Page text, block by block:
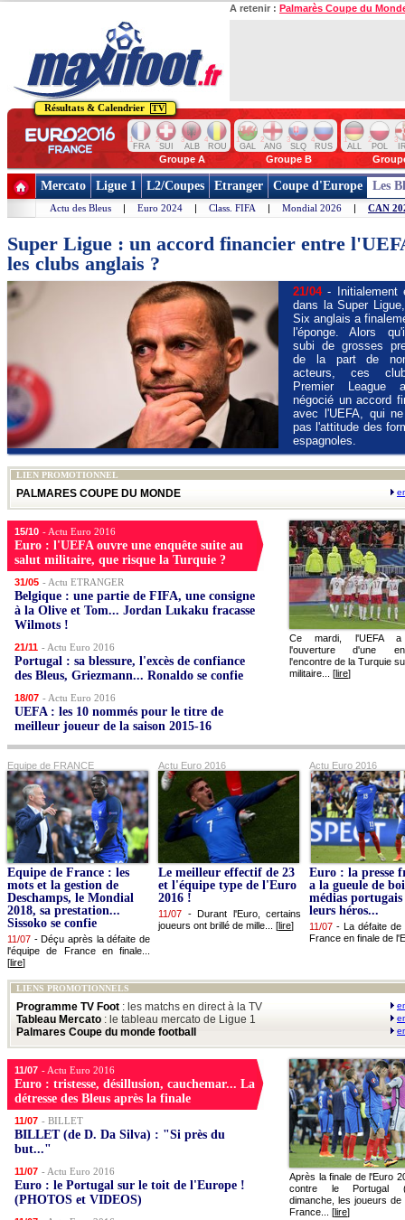
A retenir : Palmarès Coupe du
Résultats & Calendrier TV
1
FRA
2
SUI
3
ALB
4
ROU
1
GAL
2
ANG
3
SLQ
4
RUS
1
ALL
2
POL
3
Groupe A Groupe B
Mercato Ligue 1 L2/Coupes Etranger Coupe d'Europe Les
Actu des Bleus | Euro 2024 | Class. FIFA | Mondial 2026 | CAN
Super Ligue : un accord financier entre
les clubs anglais ?
21/04- Initialement
dans la Super
Six anglais a
l'éponge. Alors
subi de grosses
de la part de
acteurs, ces
Premier League
négocié un accord
avec l'UEFA, qui
pas l'attitude des
espagnoles.
LIEN PROMOTIONNEL
PALMARES COUPE DU MONDE
15/10 - Actu Euro 2016
Euro : l'UEFA ouvre une enquête suite au
salut militaire, que risque la Turquie ?
Ce mardi, l'UEFA a
l'ouverture d'une
l'encontre de la Turquie
militaire... [lire]
31/05 - Actu ETRANGER
Belgique : une partie de FIFA, une consigne
à la Olive et Tom... Jordan Lukaku fracasse
Wilmots !
21/11 - Actu Euro 2016
Portugal : sa blessure, l'excès de confiance
des Bleus, Griezmann... Ronaldo se confie
18/07 - Actu Euro 2016
UEFA : les 10 nommés pour le titre de
meilleur joueur de la saison 2015-16
Equipe de FRANCE Actu Euro 2016 Actu Euro 2016
Equipe de France : les
mots et la gestion de
Deschamps, le Mondial
2018, sa prestation...
Sissoko se confie
11/07 -Déçu après la défaite de
l'équipe de France en finale...
[lire]
Le meilleur effectif de 23
et l'équipe type de l'Euro
2016 !
11/07 - Durant l'Euro, certains
joueurs ont brillé de mille... [lire]
Euro : la presse
a la gueule de
médias
leurs héros...
11/07 - La défaite de
France en finale de
LIENS PROMOTIONNELS
Programme TV Foot : les matchs en direct à la TV
Tableau Mercato : le tableau mercato de Ligue 1
Palmares Coupe du monde football
11/07 - Actu Euro 2016
Euro : tristesse, désillusion, cauchemar... La
détresse des Bleus après la finale
Après la finale de l'Euro
contre le Portugal
dimanche, les joueurs de
France... [lire]
11/07 - BILLET
BILLET (de D. Da Silva) : "Si près du
but..."
11/07 - Actu Euro 2016
Euro : le Portugal sur le toit de l'Europe !
(PHOTOS et VIDEOS)